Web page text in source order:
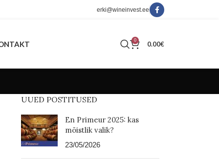
erki@wineinvest.ee
0 0.00€
UUED POSTITUSED
En Primeur 2025: kas
mõistlik valik?
23/05/2026